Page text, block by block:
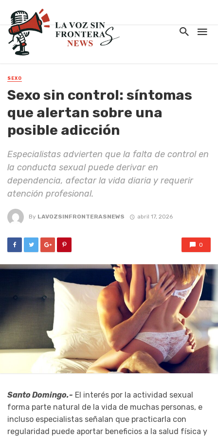
SEXO
Sexo sin control: síntomas
que alertan sobre una
posible adicción
Especialistas advierten que la falta de control en
la conducta sexual puede derivar en
dependencia, afectar la vida diaria y requerir
atención profesional.
By LAVOZSINFRONTERASNEWS abril 17, 2026
0
Santo Domingo.- El interés por la actividad sexual
forma parte natural de la vida de muchas personas, e
incluso especialistas señalan que practicarla con
regularidad puede aportar beneficios a la salud física y